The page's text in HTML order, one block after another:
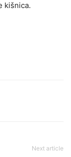
kišnica.
Next article